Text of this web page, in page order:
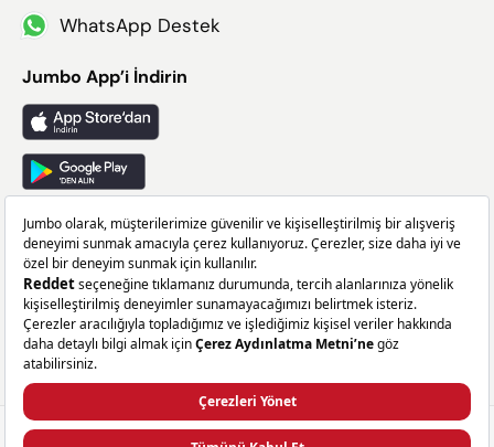
WhatsApp Destek
Jumbo App’i İndirin
Takip Edin
Facebook
X
Instagram
Linkedin